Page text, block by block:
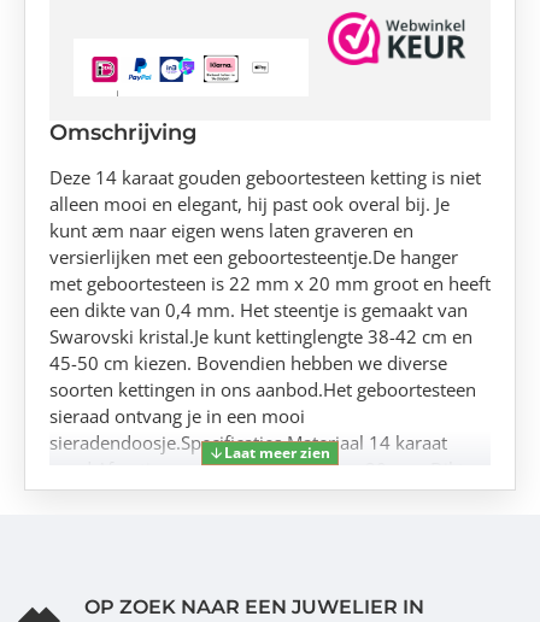
Omschrijving
Deze 14 karaat gouden geboortesteen ketting is niet
alleen mooi en elegant, hij past ook overal bij. Je
kunt æm naar eigen wens laten graveren en
versierlijken met een geboortesteentje.De hanger
met geboortesteen is 22 mm x 20 mm groot en heeft
een dikte van 0,4 mm. Het steentje is gemaakt van
Swarovski kristal.Je kunt kettinglengte 38-42 cm en
45-50 cm kiezen. Bovendien hebben we diverse
soorten kettingen in ons aanbod.Het geboortesteen
sieraad ontvang je in een mooi
sieradendoosje.Specificaties Materiaal 14 karaat
goud Afmetingen voorbeeld 22 mm x 20 mm Dikte
hanger 0,4 mm Gravure 2 x 12 tekens
OP ZOEK NAAR EEN JUWELIER IN